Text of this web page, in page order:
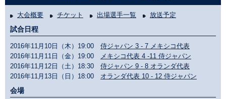
大会概要 チケット 出場選手一覧 放送予定
試合日程
2016年11月10日（木）19:00 侍ジャパン 3 - 7 メキシコ代表
2016年11月11日（金）19:00
メキシコ代表 4 -11 侍ジャパン
2016年11月12日（土）18:30 侍ジャパン 9 - 8 オランダ代表
2016年11月13日（日）18:00 オランダ代表 10 - 12 侍ジャパン
会場